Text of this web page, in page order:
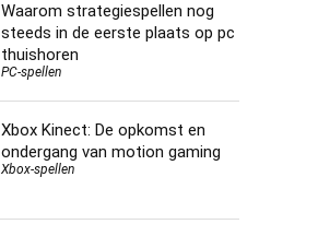
Waarom strategiespellen nog
steeds in de eerste plaats op pc
thuishoren
PC-spellen
Xbox Kinect: De opkomst en
ondergang van motion gaming
Xbox-spellen